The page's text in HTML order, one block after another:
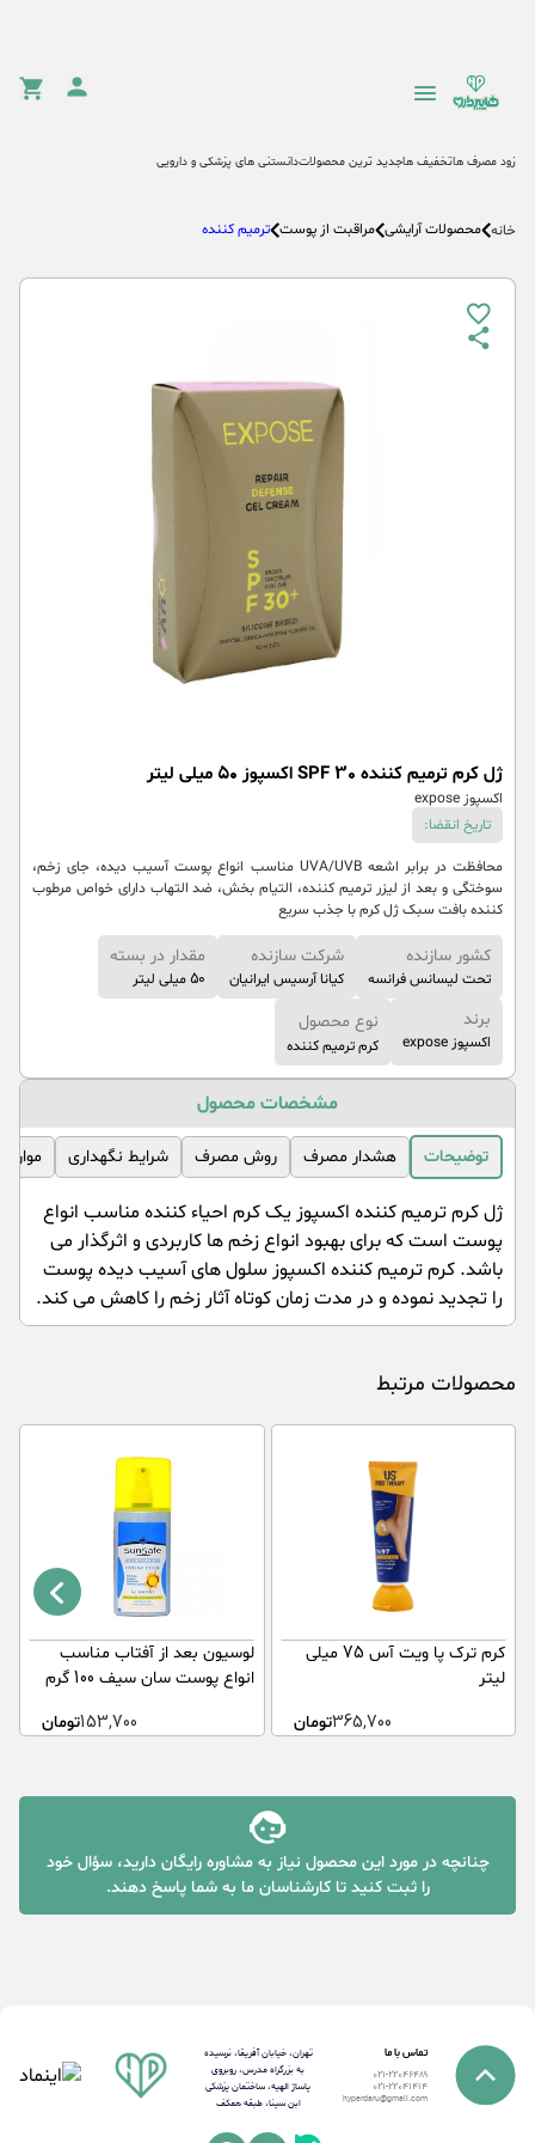
زود مصرف هاتخفیف هاجدید ترین محصولاتدانستنی های پزشکی و دارویی
خانه محصولات آرایشی مراقبت از پوست ترمیم کننده
ژل کرم ترمیم کننده SPF 30 اکسپوز ۵۰ میلی لیتر
اکسپوز expose
تاریخ انقضا:
محافظت در برابر اشعه UVA/UVB مناسب انواع پوست آسیب دیده، جای زخم،
سوختگی و بعد از لیزر ترمیم کننده، التیام بخش، ضد التهاب دارای خواص مرطوب
کننده بافت سبک ژل کرم با جذب سریع
کشور سازنده
تحت لیسانس فرانسه
شرکت سازنده
کیانا آرسیس ایرانیان
مقدار در بسته
50 میلی لیتر
برند
اکسپوز expose
نوع محصول
کرم ترمیم کننده
مشخصات محصول
توضیحات هشدار مصرف روش مصرف شرایط نگهداری
ژل کرم ترمیم کننده اکسپوز یک کرم احیاء کننده مناسب انواع
پوست است که برای بهبود انواع زخم ها کاربردی و اثرگذار می
باشد. کرم ترمیم کننده اکسپوز سلول های آسیب دیده پوست
را تجدید نموده و در مدت زمان کوتاه آثار زخم را کاهش می کند.
محصولات مرتبط
کرم ترک پا ویت آس 75 میلی
لیتر
365,700تومان
لوسیون بعد از آفتاب مناسب
انواع پوست سان سیف 100 گرم
153,700تومان
چنانچه در مورد این محصول نیاز به مشاوره رایگان دارید، سؤال خود
را ثبت کنید تا کارشناسان ما به شما پاسخ دهند.
تماس با ما
021-22046489
021-22041414
hyperdaru@gmail.com
تهران، خیابان آفریقا، نرسیده
به بزرگراه مدرس، روبروی
پاساژ الهیه، ساختمان پزشکی
ابن سینا، طبقه همکف